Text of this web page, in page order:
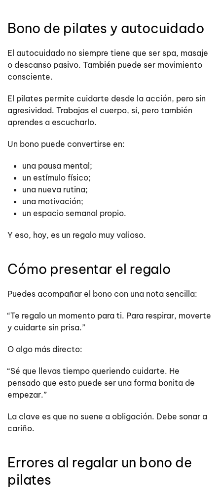
Bono de pilates y autocuidado
El autocuidado no siempre tiene que ser spa, masaje
o descanso pasivo. También puede ser movimiento
consciente.
El pilates permite cuidarte desde la acción, pero sin
agresividad. Trabajas el cuerpo, sí, pero también
aprendes a escucharlo.
Un bono puede convertirse en:
una pausa mental;
un estímulo físico;
una nueva rutina;
una motivación;
un espacio semanal propio.
Y eso, hoy, es un regalo muy valioso.
Cómo presentar el regalo
Puedes acompañar el bono con una nota sencilla:
“Te regalo un momento para ti. Para respirar, moverte
y cuidarte sin prisa.”
O algo más directo:
“Sé que llevas tiempo queriendo cuidarte. He
pensado que esto puede ser una forma bonita de
empezar.”
La clave es que no suene a obligación. Debe sonar a
cariño.
Errores al regalar un bono de
pilates